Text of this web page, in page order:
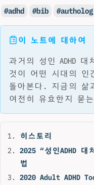
adhd bib autholog
이 노트에 대하여
과거의 성인 ADHD
것이 어떤 시대의 인
돌아본다. 지금의 삶
여전히 유효한지 묻
히스토리
2025 “성인ADHD
법
2020 Adult ADHD